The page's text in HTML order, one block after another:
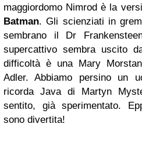
maggiordomo Nimrod è la
Batman. Gli scienziati in
sembrano il Dr
supercattivo sembra uscito
difficoltà è una Mary
Adler. Abbiamo persino un
ricorda Java di Martyn
sentito, già sperimentato.
sono divertita!